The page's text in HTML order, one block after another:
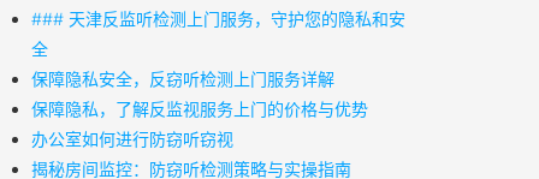
### 天津反监听检测上门服务，守护您的隐私和安
全
保障隐私安全，反窃听检测上门服务详解
保障隐私，了解反监视服务上门的价格与优势
办公室如何进行防窃听窃视
揭秘房间监控：防窃听检测策略与实操指南